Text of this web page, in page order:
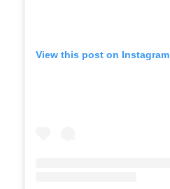
View this post on Instagram